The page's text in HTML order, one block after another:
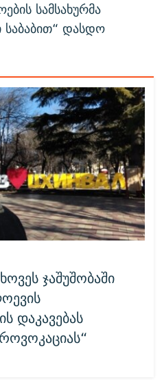
სამსახურმა
საბაბით“ დასდო
ჯაშუშობაში
დაკავებას